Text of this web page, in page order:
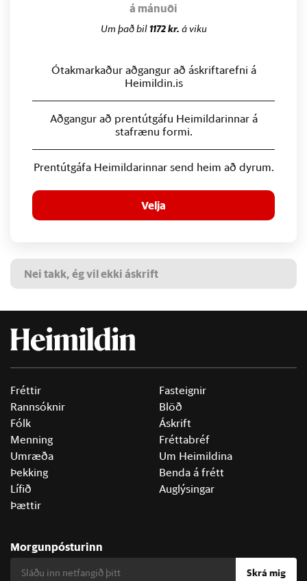
á mánuði
Um það bil1172 kr. á viku
Ótakmarkaður aðgangur að áskriftarefni á
Heimildin.is
Aðgangur að prentútgáfu Heimildarinnar á
stafrænu formi.
Prentútgáfa Heimildarinnar send heim að dyrum.
Velja
Nei takk, ég vil ekki áskrift
Fréttir
Rannsóknir
Fólk
Menning
Umræða
Þekking
Lífið
Þættir
Fasteignir
Blöð
Áskrift
Fréttabréf
Um Heimildina
Benda á frétt
Auglýsingar
Morgunpósturinn
Skrá mig